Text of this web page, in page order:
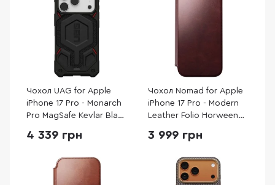
Чохол UAG for Apple
iPhone 17 Pro - Monarch
Pro MagSafe Kevlar Black
4 339 грн
Чохол Nomad for Apple
iPhone 17 Pro - Modern
Leather Folio Horween
3 999 грн